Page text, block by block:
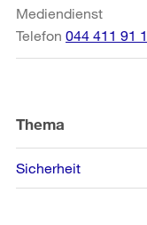
Mediendienst
Telefon 044 411 91
Thema
Sicherheit